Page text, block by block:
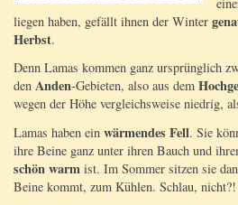
liegen haben, gefällt ihnen der Winter
Herbst.
Denn Lamas kommen ganz ursprünglich
den Anden-Gebieten, also aus dem
wegen der Höhe vergleichsweise niedrig,
Lamas haben ein wärmendes Fell. Sie
ihre Beine ganz unter ihren Bauch und
schön warm ist. Im Sommer sitzen sie
Beine kommt, zum Kühlen. Schlau, nicht?!